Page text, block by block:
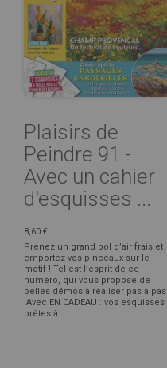
Plaisirs de
Peindre 91 -
Avec un cahier
d'esquisses ...
8,60 €
Prenez un grand bol d’air frais et
emportez vos pinceaux sur le
motif ! Tel est l’esprit de ce
numéro, qui vous propose de
belles démos à réaliser pas à pas
!Avec EN CADEAU : vos esquisses
prêtes à ...